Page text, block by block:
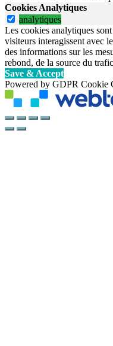
Cookies Analytiques
analytiques
Les cookies analytiques
visiteurs interagissent avec
des informations sur les
rebond, de la source du
Save & Accept
Powered by GDPR Cookie